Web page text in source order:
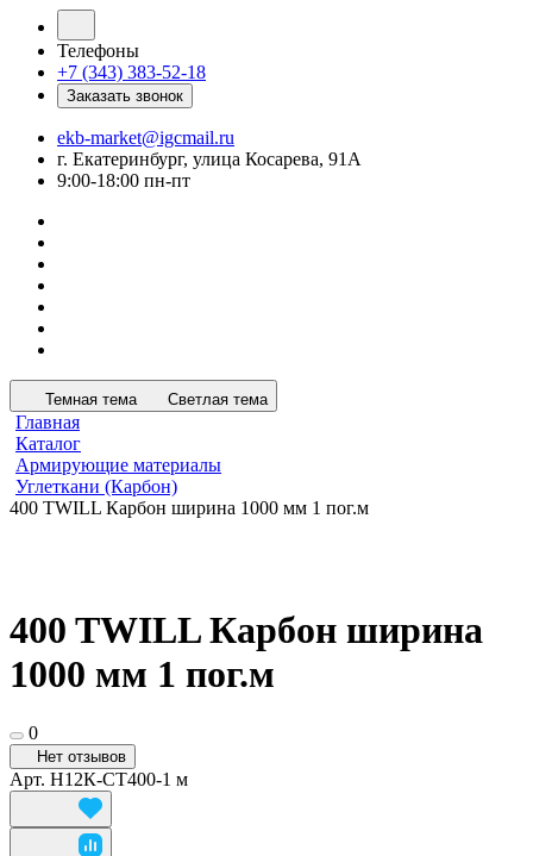
Телефоны
+7 (343) 383-52-18
Заказать звонок
ekb-market@igcmail.ru
г. Екатеринбург, улица Косарева, 91А
9:00-18:00 пн-пт
Темная тема Светлая тема
Главная
Каталог
Армирующие материалы
Углеткани (Карбон)
400 TWILL Карбон ширина 1000 мм 1 пог.м
400 TWILL Карбон ширина
1000 мм 1 пог.м
0
Нет отзывов
Арт. Н12К-СТ400-1 м